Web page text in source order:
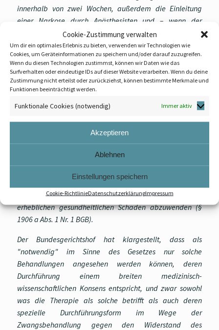
Cookie-Zustimmung verwalten
Um dir ein optimales Erlebnis zu bieten, verwenden wir Technologien wie
Cookies, um Geräteinformationen zu speichern und/oder darauf zuzugreifen.
Wenn du diesen Technologien zustimmst, können wir Daten wie das
Surfverhalten oder eindeutige IDs auf dieser Website verarbeiten. Wenn du deine
Zustimmung nicht erteilst oder zurückziehst, können bestimmte Merkmale und
Funktionen beeinträchtigt werden.
Funktionale Cookies (notwendig) Immer aktiv
Akzeptieren
Ablehnen
Einstellungen speichern
Cookie-RichtlinieDatenschutzerklärungImpressum
innerhalb von zwei Wochen, außerdem die Einleitung
einer Narkose durch Anästhesisten und – wenn der
Betroffene von den ärztlichen Maßnahmen nicht
überzeugt werden kann – die Anwendung von Gewalt
(Festhalten, 3- bis 5-Punkt-Fixierung) genehmigt.
Das Landgericht hat die Beschwerde des Betroffenen und
seiner Mutter zurückgewiesen; die dagegen eingelegte
Rechtsbeschwerde der Mutter hatte Erfolg.
Widerspricht eine Untersuchung des Gesundheitszustands,
eine Heilbehandlung oder ein ärztlicher Eingriff dem
natürlichen Willen des Betreuten (ärztliche
Zwangsmaßnahme), so kann der Betreuer in diese – unter
einwilligen, wenn die ärztliche Zwangsmaßnahme zum
Wohl des Betreuten notwendig ist, um einen drohenden
erheblichen gesundheitlichen Schaden abzuwenden (§
1906 a Abs. 1 Nr. 1 BGB).
Der Bundesgerichtshof hat klargestellt, dass als
"notwendig" im Sinne des Gesetzes nur solche
Behandlungen angesehen werden können, deren
Durchführung einem breiten medizinisch-
wissenschaftlichen Konsens entspricht, und zwar sowohl
was die Therapie als solche betrifft als auch deren
spezielle Durchführungsform im Wege der
Zwangsbehandlung gegen den Widerstand des